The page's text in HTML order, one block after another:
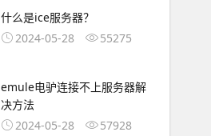
什么是ice服务器？
2024-05-28
55275
emule电驴连接不上服务器解
决方法
2024-05-28
57928